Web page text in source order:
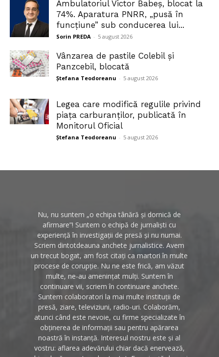
Ambulatoriul Victor Babeș, blocat la
74%. Aparatura PNRR, „pusă în
funcțiune” sub conducerea lui...
Sorin PREDA - 5 august 2026
Vânzarea de pastile Colebil și
Panzcebil, blocată
Ștefana Teodoreanu - 5 august 2026
Legea care modifică regulile privind
piața carburanților, publicată în
Monitorul Oficial
Ștefana Teodoreanu - 5 august 2026
Nu, nu suntem „o echipa tânără și dornică de
afirmare”! Suntem o echipă de jurnaliști cu
experiență în investigații de presă și nu numai.
Scriem dintotdeauna anchete jurnalistice. Avem
un trecut bogat, am fost citați ca martori în multe
procese de corupție. Nu ne este frică, am văzut
multe, ne-au amenințat mulți. Suntem în
continuare vii, scriem în continuare anchete.
Suntem colaboratori la mai multe instituții de
presă, ziare, televiziuni, radio-uri. Colaborăm,
atunci când este nevoie, cu firme specializate în
obținerea de informații sau pentru apărarea
noastră în instanță. Interesul nostru este și al
vostru: aflarea adevărului chiar dacă enervează,